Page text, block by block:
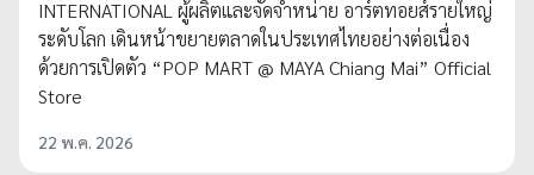
INTERNATIONAL ผู้ผลิตและจัดจำหน่าย อาร์ตทอยส์รายใหญ่
ระดับโลก เดินหน้าขยายตลาดในประเทศไทยอย่างต่อเนื่อง
ด้วยการเปิดตัว “POP MART @ MAYA Chiang Mai” Official
Store
22 พ.ค. 2026